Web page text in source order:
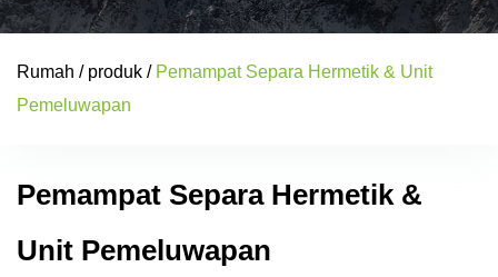
Rumah / produk / Pemampat Separa Hermetik & Unit
Pemeluwapan
Pemampat Separa Hermetik &
Unit Pemeluwapan